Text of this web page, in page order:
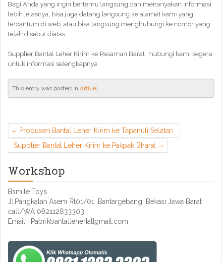
Bagi Anda yang ingin bertemu langsung dan menanyakan informasi
lebih jelasnya, bisa juga datang langsung ke alamat kami yang
tercantum di web. atau bisa langsung menghubungi ke nomor yang
telah disebut diatas.
Supplier Bantal Leher Kirim ke Pasaman Barat , hubungi kami segera
untuk informasi selengkapnya
This entry was posted in Artikel.
Produsen Bantal Leher Kirim ke Tapanuli Selatan
Supplier Bantal Leher Kirim ke Pakpak Bharat
Workshop
Bsmile Toys
Jl.Pangkalan Asem Rt01/01, Bantargebang, Bekasi Jawa Barat
call/WA 082112833303
Email : Pabrikbantalleher[at]gmail.com